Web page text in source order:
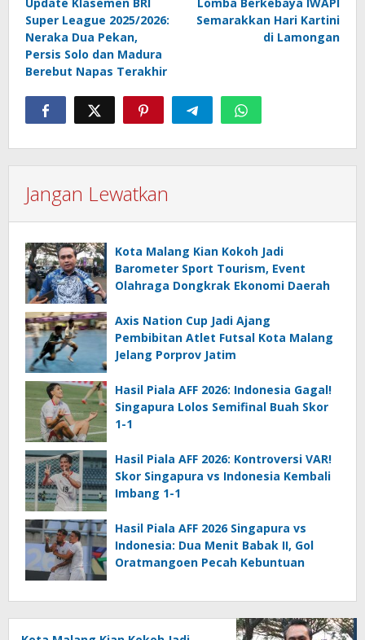
pos
Super League 2025/2026:
Neraka Dua Pekan,
Persis Solo dan Madura
Berebut Napas Terakhir
Semarakkan Hari Kartini
di Lamongan
Jangan Lewatkan
Kota Malang Kian Kokoh Jadi
Barometer Sport Tourism, Event
Olahraga Dongkrak Ekonomi Daerah
Axis Nation Cup Jadi Ajang
Pembibitan Atlet Futsal Kota Malang
Jelang Porprov Jatim
Hasil Piala AFF 2026: Indonesia Gagal!
Singapura Lolos Semifinal Buah Skor
1-1
Hasil Piala AFF 2026: Kontroversi VAR!
Skor Singapura vs Indonesia Kembali
Imbang 1-1
Hasil Piala AFF 2026 Singapura vs
Indonesia: Dua Menit Babak II, Gol
Oratmangoen Pecah Kebuntuan